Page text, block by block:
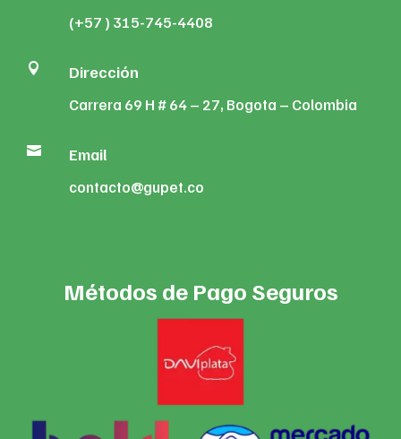
(+57 ) 315-745-4408
 Dirección
Carrera 69 H # 64 – 27, Bogota – Colombia
 Email
contacto@gupet.co
Métodos de Pago Seguros